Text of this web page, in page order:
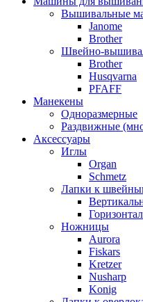
Вышивальные
Janome
Brother
Швейно-
Brother
Husqvarna
PFAFF
Манекены
Одноразмерные
Раздвижные
Аксессуары
Иглы
Organ
Schmetz
Лапки к
Ножницы
Aurora
Fiskars
Kretzer
Nusharp
Konig